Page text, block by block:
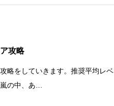
攻略
略をしていきます。推奨平均レベ
の中、あ…